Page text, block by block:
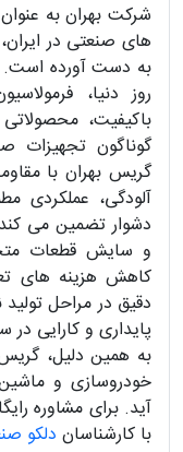
شرکت بهران به
های صنعتی در
به دست آورده است.
روز دنیا،
باکیفیت،
گوناگون تجهیزات
گریس بهران با
آلودگی، عملکردی
دشوار تضمین می‌
و سایش قطعات
کاهش هزینه‌ های
دقیق در مراحل
پایداری و کارایی در
به همین دلیل،
خودروسازی و
آید. برای مشاوره
با کارشناسان دلکو